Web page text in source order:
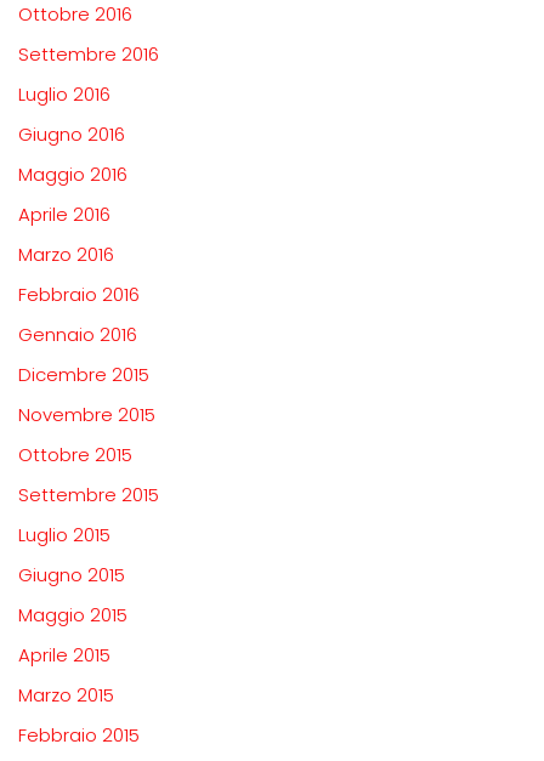
Ottobre 2016
Settembre 2016
Luglio 2016
Giugno 2016
Maggio 2016
Aprile 2016
Marzo 2016
Febbraio 2016
Gennaio 2016
Dicembre 2015
Novembre 2015
Ottobre 2015
Settembre 2015
Luglio 2015
Giugno 2015
Maggio 2015
Aprile 2015
Marzo 2015
Febbraio 2015